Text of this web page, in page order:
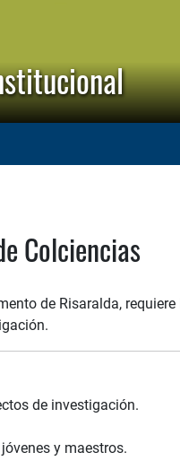
Colciencias
de Risaralda,
de investigación.
y maestros.